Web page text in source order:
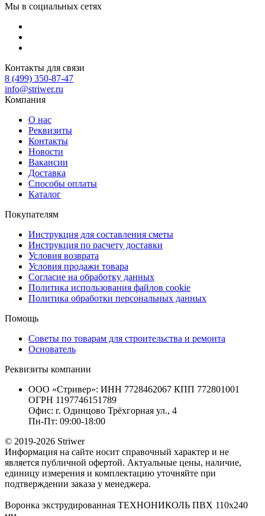
Мы в социальных сетях
Контакты для связи
8 (499) 350-87-47
info@striwer.ru
Компания
О нас
Реквизиты
Контакты
Новости
Вакансии
Доставка
Способы оплаты
Каталог
Покупателям
Инструкция для составления сметы
Инструкция по расчету доставки
Условия возврата
Условия продажи товара
Согласие на обработку данных
Политика использования файлов cookie
Политика обработки персональных данных
Помощь
Советы по товарам для строительства и ремонта
Основатель
Реквизиты компании
ООО «Стривер»: ИНН 7728462067 КПП 772801001
ОГРН 1197746151789
Офис: г. Одинцово Трёхгорная ул., 4
Пн-Пт: 09:00-18:00
© 2019-2026 Striwer
Информация на сайте носит справочный характер и не
является публичной офертой. Актуальные цены, наличие,
единицу измерения и комплектацию уточняйте при
подтверждении заказа у менеджера.
Воронка экструдированная ТЕХНОНИКОЛЬ ПВХ 110х240